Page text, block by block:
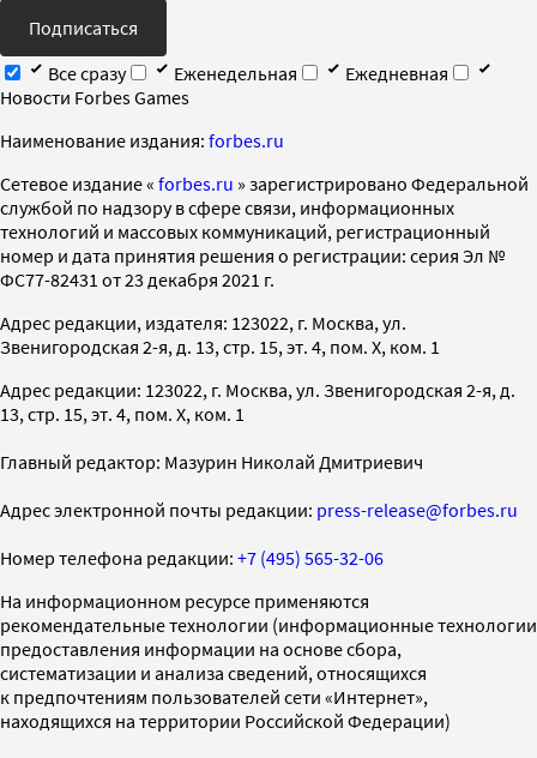
Подписаться
Все сразу
Еженедельная
Ежедневная
Новости Forbes Games
Наименование издания: forbes.ru
Cетевое издание « forbes.ru » зарегистрировано Федеральной
службой по надзору в сфере связи, информационных
технологий и массовых коммуникаций, регистрационный
номер и дата принятия решения о регистрации: серия Эл №
ФС77-82431 от 23 декабря 2021 г.
Адрес редакции, издателя: 123022, г. Москва, ул.
Звенигородская 2-я, д. 13, стр. 15, эт. 4, пом. X, ком. 1
Адрес редакции: 123022, г. Москва, ул. Звенигородская 2-я, д.
13, стр. 15, эт. 4, пом. X, ком. 1
Главный редактор: Мазурин Николай Дмитриевич
Адрес электронной почты редакции: press-release@forbes.ru
Номер телефона редакции: +7 (495) 565-32-06
На информационном ресурсе применяются
рекомендательные технологии (информационные технологии
предоставления информации на основе сбора,
систематизации и анализа сведений, относящихся
к предпочтениям пользователей сети «Интернет»,
находящихся на территории Российской Федерации)